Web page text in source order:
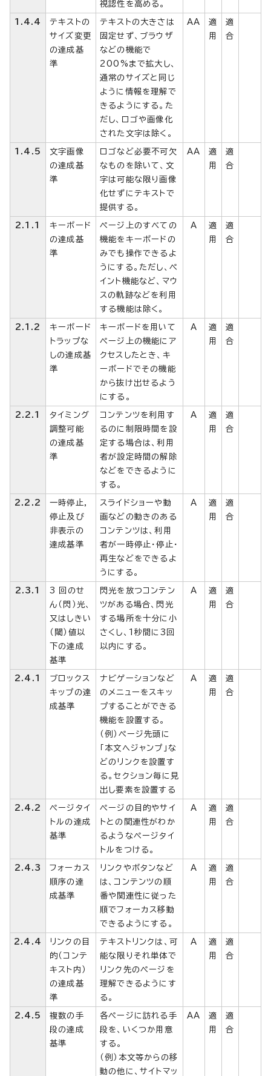
視認性を高める。
1.4.4
テキストの
サイズ変更
の達成基
準
テキストの大きさは
固定せず、ブラウザ
などの機能で
200%まで拡大し、
通常のサイズと同じ
ように情報を理解で
きるようにする。た
だし、ロゴや画像化
された文字は除く。
AA
適
用
適
合
1.4.5
文字画像
の達成基
準
ロゴなど必要不可欠
なものを除いて、文
字は可能な限り画像
化せずにテキストで
提供する。
AA
適
用
適
合
2.1.1
キーボード
の達成基
準
ページ上のすべての
機能をキーボードの
みでも操作できるよ
うにする。ただし、ペ
イント機能など、マウ
スの軌跡などを利用
する機能は除く。
A
適
用
適
合
2.1.2
キーボード
トラップな
しの達成基
準
キーボードを用いて
ページ上の機能にア
クセスしたとき、キ
ーボードでその機能
から抜け出せるよう
にする。
A
適
用
適
合
2.2.1
タイミング
調整可能
の達成基
準
コンテンツを利用す
るのに制限時間を設
定する場合は、利用
者が設定時間の解除
などをできるように
する。
A
適
用
適
合
2.2.2
一時停止，
停止及び
非表示の
達成基準
スライドショーや動
画などの動きのある
コンテンツは、利用
者が一時停止・停止・
再生などをできるよ
うにする。
A
適
用
適
合
2.3.1
3 回のせ
ん（閃）光、
又はしきい
（閾）値以
下の達成
基準
閃光を放つコンテン
ツがある場合、閃光
する場所を十分に小
さくし、1秒間に3回
以内にする。
A
適
用
適
合
2.4.1
ブロックス
キップの達
成基準
ナビゲーションなど
のメニューをスキッ
プすることができる
機能を設置する。
（例）ページ先頭に
「本文へジャンプ」な
どのリンクを設置す
る。セクション毎に見
出し要素を設置する
A
適
用
適
合
2.4.2
ページタイ
トルの達成
基準
ページの目的やサイ
トとの関連性がわか
るようなページタイ
トルをつける。
A
適
用
適
合
2.4.3
フォーカス
順序の達
成基準
リンクやボタンなど
は、コンテンツの順
番や関連性に従った
順でフォーカス移動
できるようにする。
A
適
用
適
合
2.4.4
リンクの目
的（コンテ
キスト内）
の達成基
準
テキストリンクは、可
能な限りそれ単体で
リンク先のページを
理解できるようにす
る。
A
適
用
適
合
2.4.5
複数の手
段の達成
基準
各ページに訪れる手
段を、いくつか用意
する。
（例）本文等からの移
動の他に、サイトマッ
AA
適
用
適
合